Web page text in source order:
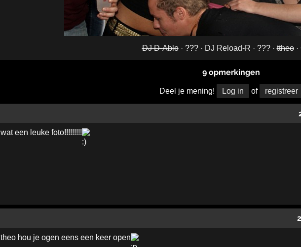
DJ D-Ablo· ??? · DJ Reload-R · ??? ·ttheo·
9 opmerkingen
Deel je mening! Log in of registreer
wat een leuke foto!!!!!!!!!
theo hou je ogen eens een keer open